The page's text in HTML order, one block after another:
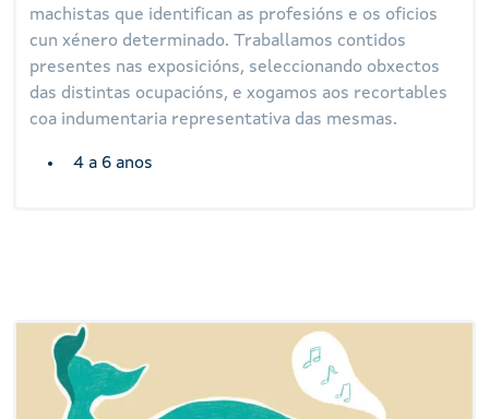
machistas que identifican as profesións e os oficios
cun xénero determinado. Traballamos contidos
presentes nas exposicións, seleccionando obxectos
das distintas ocupacións, e xogamos aos recortables
coa indumentaria representativa das mesmas.
4 a 6 anos